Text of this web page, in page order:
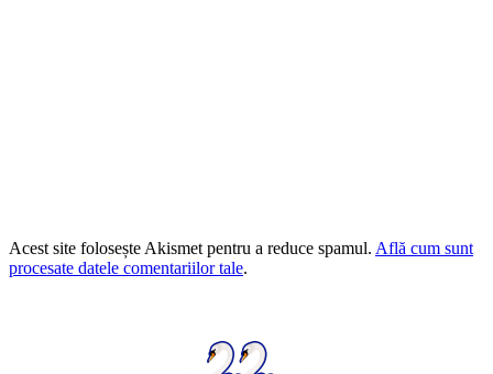
Acest site folosește Akismet pentru a reduce spamul. Află cum sunt
procesate datele comentariilor tale.